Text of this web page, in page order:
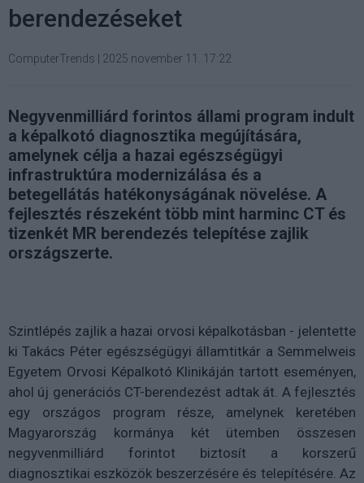
berendezéseket
ComputerTrends 2025 november 11. 17:22
Negyvenmilliárd forintos állami program indult
a képalkotó diagnosztika megújítására,
amelynek célja a hazai egészségügyi
infrastruktúra modernizálása és a
betegellátás hatékonyságának növelése. A
fejlesztés részeként több mint harminc CT és
tizenkét MR berendezés telepítése zajlik
országszerte.
Szintlépés zajlik a hazai orvosi képalkotásban - jelentette
ki Takács Péter egészségügyi államtitkár a Semmelweis
Egyetem Orvosi Képalkotó Klinikáján tartott eseményen,
ahol új generációs CT-berendezést adtak át. A fejlesztés
egy országos program része, amelynek keretében
Magyarország kormánya két ütemben összesen
negyvenmilliárd forintot biztosít a korszerű
diagnosztikai eszközök beszerzésére és telepítésére. Az